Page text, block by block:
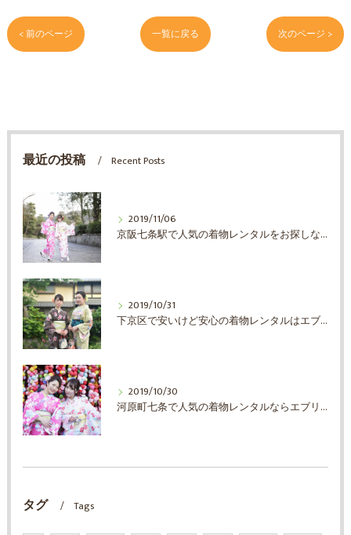
< 前のページ 一覧に戻る 次のページ >
最近の投稿 Recent Posts
2019/11/06
京阪七条駅で人気の着物レンタルをお探しならエブリ着物日和
2019/10/31
下京区で安いけど安心の着物レンタルはエブリ着物日和
2019/10/30
河原町七条で人気の着物レンタルならエブリ着物日和
タグ Tags